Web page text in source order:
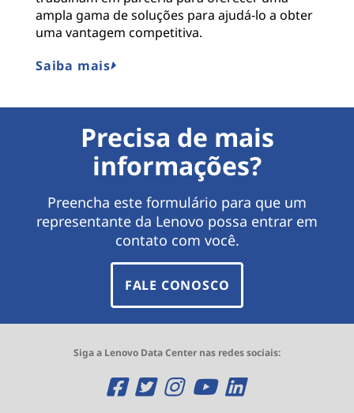
ampla gama de soluções para ajudá-lo a obter
uma vantagem competitiva.
Saiba mais
Precisa de mais
informações?
Preencha este formulário para que um
representante da Lenovo possa entrar em
contato com você.
FALE CONOSCO
Siga a Lenovo Data Center nas redes sociais:
O O
O
O O